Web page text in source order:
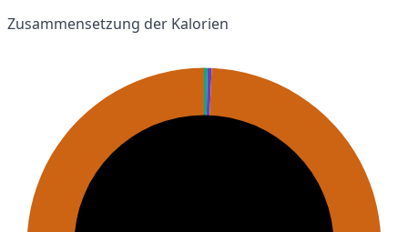
Zusammensetzung der Kalorien